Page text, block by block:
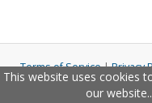
This website uses cookies
our website..
Terms of Service|Privacy
Copyright © 2011 - 2026